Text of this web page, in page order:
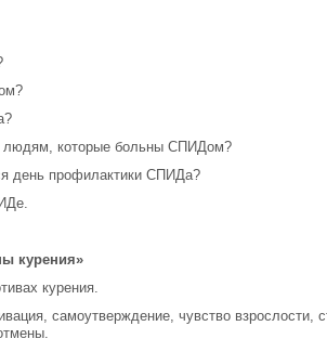
людям, которые больны СПИДом?
день профилактики СПИДа?
курения»
курения.
самоутверждение, чувство взрослости,